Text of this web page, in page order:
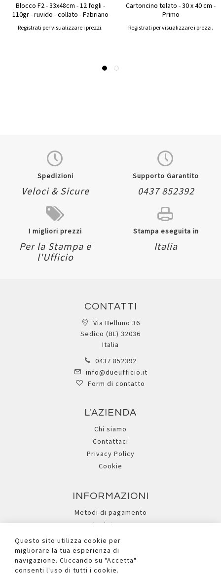
Blocco F2 - 33x48cm - 12 fogli -
110gr - ruvido - collato - Fabriano
Registrati per visualizzare i prezzi.
Cartoncino telato - 30 x 40 cm -
Primo
Registrati per visualizzare i prezzi.
Spedizioni
Veloci & Sicure
Supporto Garantito
0437 852392
I migliori prezzi
Per la Stampa e
l'Ufficio
Stampa eseguita in
Italia
CONTATTI
Via Belluno 36
Sedico (BL) 32036
Italia
0437 852392
info@dueufficio.it
Form di contatto
L'AZIENDA
Chi siamo
Contattaci
Privacy Policy
Cookie
INFORMAZIONI
Metodi di pagamento
Assistenza
Ricerca avanzata
I NOSTRI SOCIAL
Questo sito utilizza cookie per
migliorare la tua esperienza di
navigazione. Cliccando su "Accetta"
consenti l'uso di tutti i cookie.